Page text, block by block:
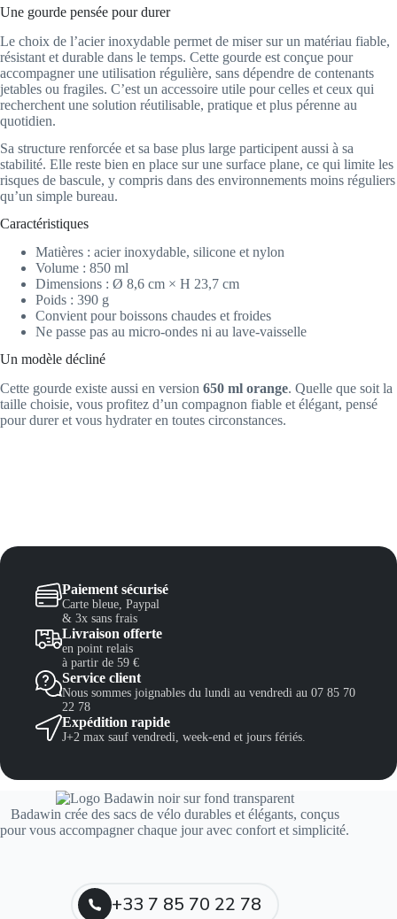
Une gourde pensée pour durer
Le choix de l’acier inoxydable permet de miser sur un matériau fiable,
résistant et durable dans le temps. Cette gourde est conçue pour
accompagner une utilisation régulière, sans dépendre de contenants
jetables ou fragiles. C’est un accessoire utile pour celles et ceux qui
recherchent une solution réutilisable, pratique et plus pérenne au
quotidien.
Sa structure renforcée et sa base plus large participent aussi à sa
stabilité. Elle reste bien en place sur une surface plane, ce qui limite les
risques de bascule, y compris dans des environnements moins réguliers
qu’un simple bureau.
Caractéristiques
Matières : acier inoxydable, silicone et nylon
Volume : 850 ml
Dimensions : Ø 8,6 cm × H 23,7 cm
Poids : 390 g
Convient pour boissons chaudes et froides
Ne passe pas au micro-ondes ni au lave-vaisselle
Un modèle décliné
Cette gourde existe aussi en version 650 ml orange. Quelle que soit la
taille choisie, vous profitez d’un compagnon fiable et élégant, pensé
pour durer et vous hydrater en toutes circonstances.
Paiement sécurisé
Carte bleue, Paypal
& 3x sans frais
Livraison offerte
en point relais
à partir de 59 €
Service client
Nous sommes joignables du lundi au vendredi au 07 85 70
22 78
Expédition rapide
J+2 max sauf vendredi, week-end et jours fériés.
Badawin crée des sacs de vélo durables et élégants, conçus
pour vous accompagner chaque jour avec confort et simplicité.
+33 7 85 70 22 78